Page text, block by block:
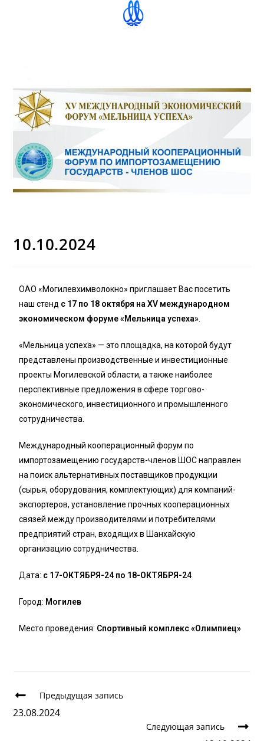
10.10.2024
ОАО «Могилевхимволокно» приглашает Вас посетить
наш стенд с 17 по 18 октября на XV международном
экономическом форуме «Мельница успеха»
«Мельница успеха» — это площадка, на которой будут
представлены производственные и инвестиционные
проекты Могилевской области, а также наиболее
перспективные предложения в сфере торгово-
экономического, инвестиционного и промышленного
сотрудничества.
Международный кооперационный форум по
импортозамещению государств-членов ШОС направлен
на поиск альтернативных поставщиков продукции
(сырья, оборудования, комплектующих) для компаний-
экспортеров, установление прочных кооперационных
связей между производителями и потребителями
предприятий стран, входящих в Шанхайскую
организацию сотрудничества.
Дата: с 17-ОКТЯБРЯ-24 по 18-ОКТЯБРЯ-24
Город: Могилев
Место проведения: Спортивный комплекс «Олимпиец»
Предыдущая запись
23.08.2024
Следующая запись